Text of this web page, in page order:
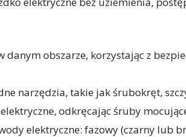
danym obszarze, korzystając z
narzędzia, takie jak śrubokręt,
odkręcając śruby
elektryczne: fazowy (czarny lub